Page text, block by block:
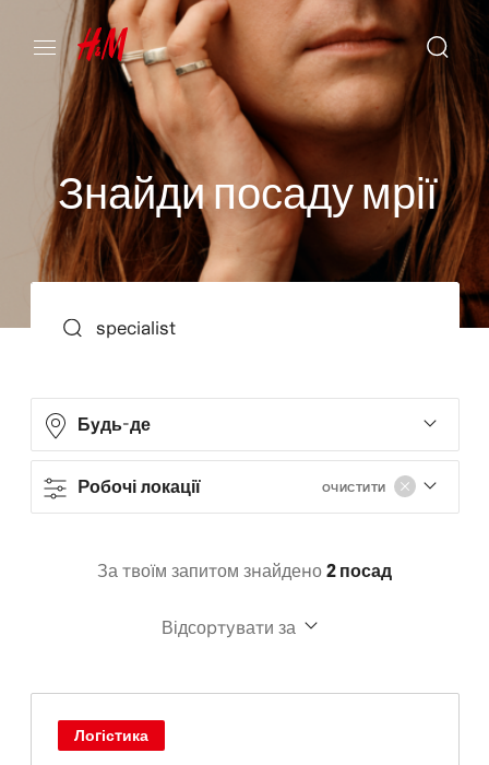
Знайдипосадумрії
Будь-де
Робочі локації ОЧИСТИТИ
За твоїм запитом знайдено 2 посад
Відсортувати за
Логістика